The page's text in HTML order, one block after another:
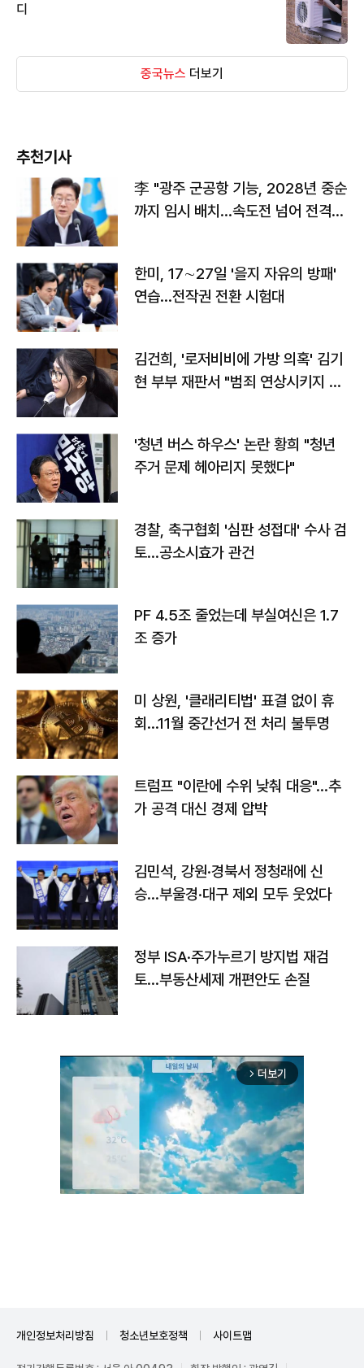
디
중국뉴스 더보기
추천기사
李 "광주 군공항 기능, 2028년 중순
까지 임시 배치…속도전 넘어 전격
한미, 17∼27일 '을지 자유의 방패'
연습…전작권 전환 시험대
김건희, '로저비비에 가방 의혹' 김기
현 부부 재판서 "범죄 연상시키지 말
'청년 버스 하우스' 논란 황희 "청년
주거 문제 헤아리지 못했다"
경찰, 축구협회 '심판 성접대' 수사 검
토…공소시효가 관건
PF 4.5조 줄었는데 부실여신은 1.7
조 증가
미 상원, '클래리티법' 표결 없이 휴
회…11월 중간선거 전 처리 불투명
트럼프 "이란에 수위 낮춰 대응"…추
가 공격 대신 경제 압박
김민석, 강원·경북서 정청래에 신
승…부울경·대구 제외 모두 웃었다
정부 ISA·주가누르기 방지법 재검
토…부동산세제 개편안도 손질
arrow_forward_ios 더보기
개인정보처리방침 청소년보호정책 사이트맵